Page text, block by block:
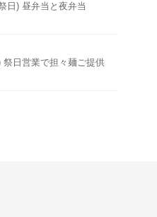
日) 昼弁当と夜弁当
祭日営業で担々麺ご提供